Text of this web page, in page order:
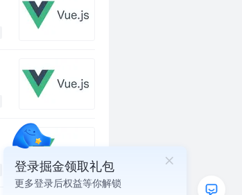
登录掘金领取礼包
更多登录后权益等你解锁